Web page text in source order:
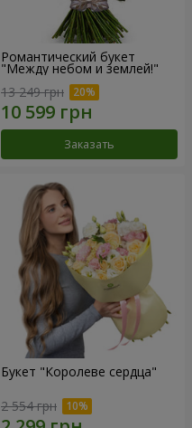
Романтический букет
"Между небом и землей!"
13 249 грн
Заказать
Букет "Королеве сердца"
2 554 грн